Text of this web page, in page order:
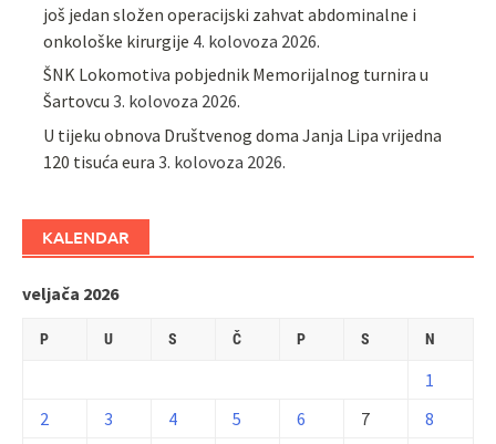
još jedan složen operacijski zahvat abdominalne i
onkološke kirurgije 4. kolovoza 2026.
ŠNK Lokomotiva pobjednik Memorijalnog turnira u
Šartovcu 3. kolovoza 2026.
U tijeku obnova Društvenog doma Janja Lipa vrijedna
120 tisuća eura 3. kolovoza 2026.
KALENDAR
veljača 2026
P U S Č P S N
1
2
3 4 5 6 7
8